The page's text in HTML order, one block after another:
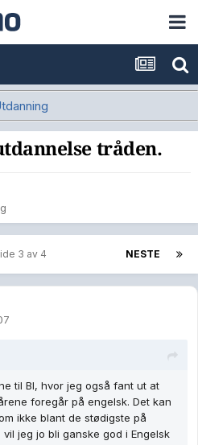
tråden.
NESTE
3 av 4
til BI, hvor jeg også fant ut at
foregår på engelsk. Det kan
ikke blant de stødigste på
jeg jo bli ganske god i Engelsk